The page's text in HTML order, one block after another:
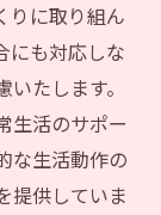
りに取り組ん
にも対応しな
たします。
生活のサポー
な生活動作の
提供していま